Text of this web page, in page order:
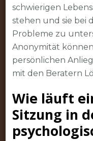
schwierigen
stehen und sie bei
Probleme zu
Anonymität
persönlichen
mit den Beratern
Wie läuft
Sitzung in